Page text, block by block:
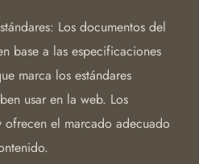
Los documentos del
base a las especificaciones
marca los estándares
usar en la web. Los
ofrecen el marcado adecuado